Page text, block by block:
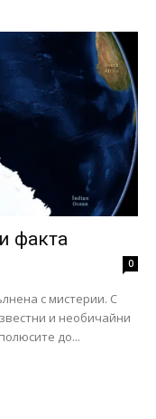
факта
0
с мистерии. С
и необичайни
до...